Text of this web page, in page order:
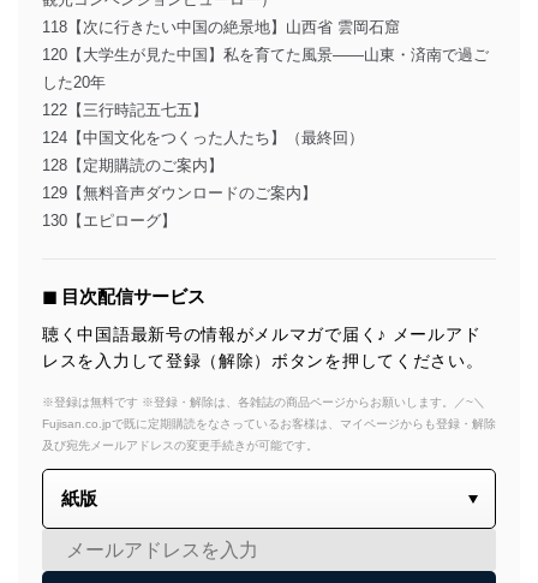
118【次に行きたい中国の絶景地】山西省 雲岡石窟
120【大学生が見た中国】私を育てた風景――山東・済南で過ご
した20年
122【三行時記五七五】
124【中国文化をつくった人たち】（最終回）
128【定期購読のご案内】
129【無料音声ダウンロードのご案内】
130【エピローグ】
◼︎ 目次配信サービス
聴く中国語最新号の情報がメルマガで届く♪ メールアド
レスを入力して登録（解除）ボタンを押してください。
※登録は無料です ※登録・解除は、各雑誌の商品ページからお願いします。／~＼
Fujisan.co.jpで既に定期購読をなさっているお客様は、マイページからも登録・解除
及び宛先メールアドレスの変更手続きが可能です。